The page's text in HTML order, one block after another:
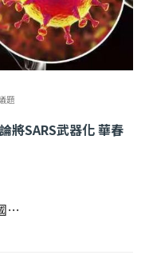
題
將SARS武器化 華春
…